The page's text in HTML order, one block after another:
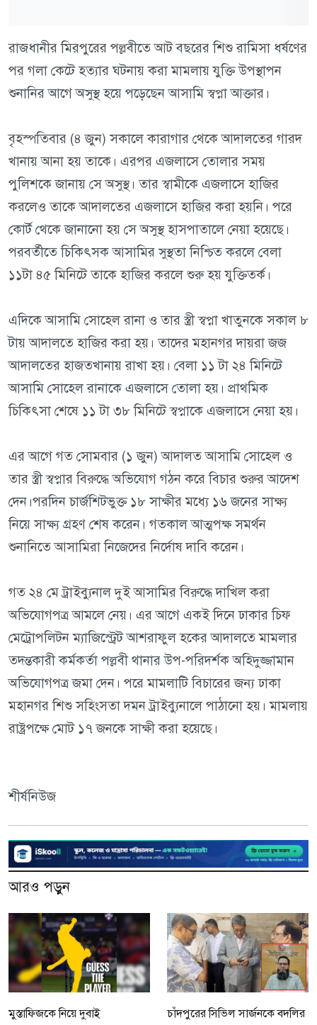
রাজধানীর মিরপুরের পল্লবীতে আট বছরের শিশু রামিসা ধর্ষণের
পর গলা কেটে হত্যার ঘটনায় করা মামলায় যুক্তি উপস্থাপন
শুনানির আগে অসুস্থ হয়ে পড়েছেন আসামি স্বপ্না আক্তার।
বৃহস্পতিবার (৪ জুন) সকালে কারাগার থেকে আদালতের গারদ
খানায় আনা হয় তাকে। এরপর এজলাসে তোলার সময়
পুলিশকে জানায় সে অসুস্থ। তার স্বামীকে এজলাসে হাজির
করলেও তাকে আদালতের এজলাসে হাজির করা হয়নি। পরে
কোর্ট থেকে জানানো হয় সে অসুস্থ হাসপাতালে নেয়া হয়েছে।
পরবর্তীতে চিকিৎসক আসামির সুস্থতা নিশ্চিত করলে বেলা
১১টা ৪৫ মিনিটে তাকে হাজির করলে শুরু হয় যুক্তিতর্ক।
এদিকে আসামি সোহেল রানা ও তার স্ত্রী স্বপ্না খাতুনকে সকাল ৮
টায় আদালতে হাজির করা হয়। তাদের মহানগর দায়রা জজ
আদালতের হাজতখানায় রাখা হয়। বেলা ১১ টা ২৪ মিনিটে
আসামি সোহেল রানাকে এজলাসে তোলা হয়। প্রাথমিক
চিকিৎসা শেষে ১১ টা ৩৮ মিনিটে স্বপ্নাকে এজলাসে নেয়া হয়।
এর আগে গত সোমবার (১ জুন) আদালত আসামি সোহেল ও
তার স্ত্রী স্বপ্নার বিরুদ্ধে অভিযোগ গঠন করে বিচার শুরুর আদেশ
দেন।পরদিন চার্জশিটভুক্ত ১৮ সাক্ষীর মধ্যে ১৬ জনের সাক্ষ্য
নিয়ে সাক্ষ্য গ্রহণ শেষ করেন। গতকাল আত্মপক্ষ সমর্থন
শুনানিতে আসামিরা নিজেদের নির্দোষ দাবি করেন।
গত ২৪ মে ট্রাইব্যুনাল দুই আসামির বিরুদ্ধে দাখিল করা
অভিযোগপত্র আমলে নেয়। এর আগে একই দিনে ঢাকার চিফ
মেট্রোপলিটন ম্যাজিস্ট্রেট আশরাফুল হকের আদালতে মামলার
তদন্তকারী কর্মকর্তা পল্লবী থানার উপ-পরিদর্শক অহিদুজ্জামান
অভিযোগপত্র জমা দেন। পরে মামলাটি বিচারের জন্য ঢাকা
মহানগর শিশু সহিংসতা দমন ট্রাইব্যুনালে পাঠানো হয়। মামলায়
রাষ্ট্রপক্ষে মোট ১৭ জনকে সাক্ষী করা হয়েছে।
শীর্ষনিউজ
আরও পড়ুন
মুস্তাফিজকে নিয়ে দুবাই চাঁদপুরের সিভিল সার্জনকে বদলির